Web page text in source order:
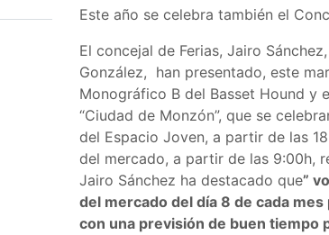
Este año se celebra también el
El concejal de Ferias, Jairo
González, han presentado, este
Monográfico B del Basset Hound y
“Ciudad de Monzón”, que se
del Espacio Joven, a partir de las
del mercado, a partir de las 9:00h,
Jairo Sánchez ha destacado que”
del mercado del día 8 de cada
con una previsión de buen tiempo